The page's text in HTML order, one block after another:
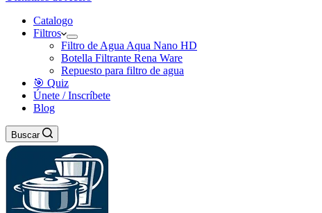
Catalogo
Filtros
Filtro de Agua Aqua Nano HD
Botella Filtrante Rena Ware
Repuesto para filtro de agua
🎯 Quiz
Únete / Inscríbete
Blog
Buscar